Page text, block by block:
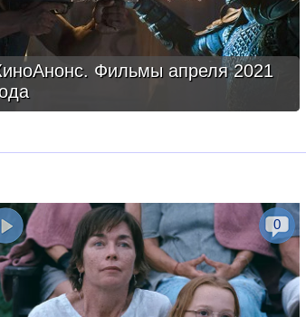
Фильмы апреля 2021
0